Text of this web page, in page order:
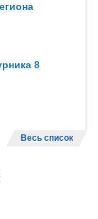
8
Весь список